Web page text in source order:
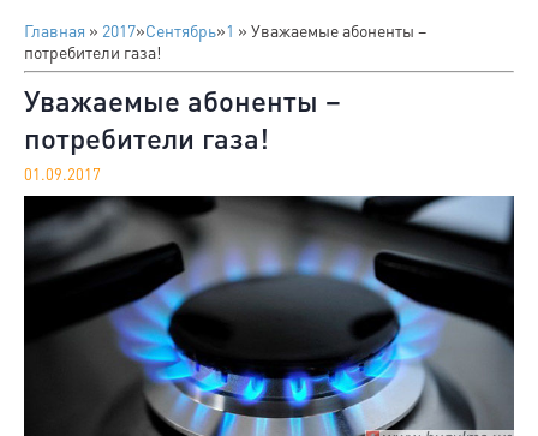
Главная » 2017»Сентябрь»1 » Уважаемые абоненты –
потребители газа!
Уважаемые абоненты –
потребители газа!
01.09.2017